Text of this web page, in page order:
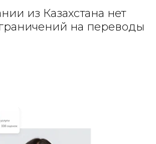
из Казахстана нет
на переводы